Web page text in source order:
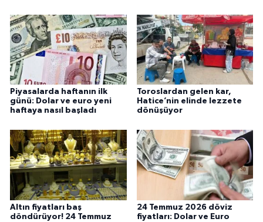
Piyasalarda haftanın ilk
günü: Dolar ve euro yeni
haftaya nasıl başladı
Toroslardan gelen kar,
Hatice’nin elinde lezzete
dönüşüyor
Altın fiyatları baş
döndürüyor! 24 Temmuz
24 Temmuz 2026 döviz
fiyatları: Dolar ve Euro